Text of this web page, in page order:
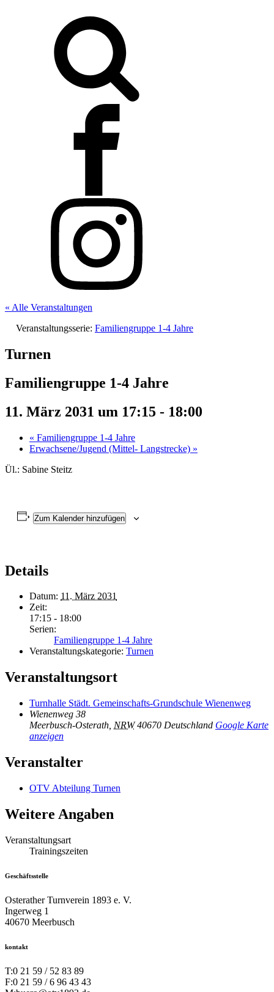
« Alle Veranstaltungen
Veranstaltungsserie: Familiengruppe 1-4 Jahre
Turnen
Familiengruppe 1-4 Jahre
11. März 2031 um 17:15 - 18:00
« Familiengruppe 1-4 Jahre
Erwachsene/Jugend (Mittel- Langstrecke) »
Ül.: Sabine Steitz
Zum Kalender hinzufügen
Details
Datum: 11. März 2031
Zeit:
17:15 - 18:00
Serien:
Familiengruppe 1-4 Jahre
Veranstaltungskategorie: Turnen
Veranstaltungsort
Turnhalle Städt. Gemeinschafts-Grundschule Wienenweg
Wienenweg 38
Meerbusch-Osterath NRW 40670 Deutschland Google Karte
anzeigen
Veranstalter
OTV Abteilung Turnen
Weitere Angaben
Veranstaltungsart
Trainingszeiten
Geschäftsstelle
Osterather Turnverein 1893 e. V.
Ingerweg 1
40670 Meerbusch
kontakt
T:0 21 59 / 52 83 89
F:0 21 59 / 6 96 43 43